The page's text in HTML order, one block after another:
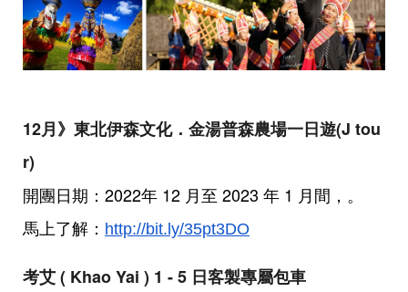
12月》東北伊森文化． 金湯普森農場一日遊(J tou
r)
開團日期：2022年 12 月至 2023 年 1 月間， 。
馬上了解： http://bit.ly/35pt3DO
考艾 ( Khao Yai ) 1 - 5 日客製專屬包車